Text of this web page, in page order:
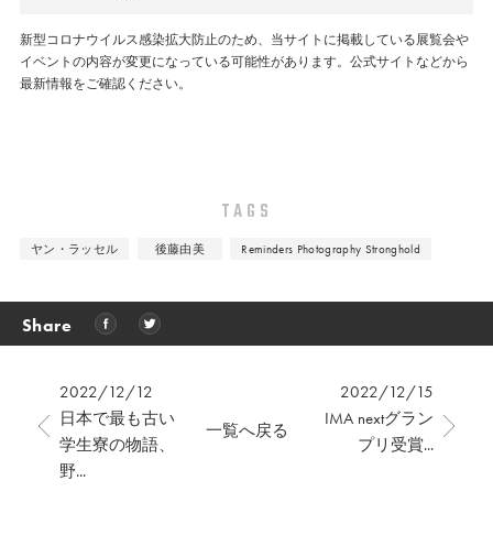
新型コロナウイルス感染拡大防止のため、当サイトに掲載している展覧会や
イベントの内容が変更になっている可能性があります。公式サイトなどから
最新情報をご確認ください。
TAGS
ヤン・ラッセル 後藤由美 Reminders Photography Stronghold
Share
2022/12/12
日本で最も古い
学生寮の物語、
野...
2022/12/15
IMA nextグラン
プリ受賞...
一覧へ戻る